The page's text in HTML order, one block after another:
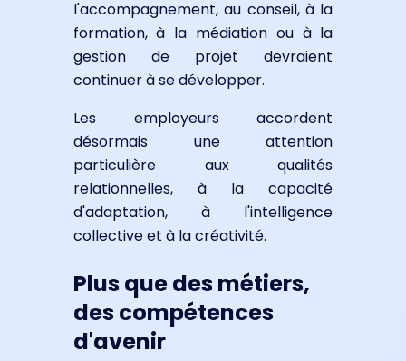
l'accompagnement, au conseil, à la
formation, à la médiation ou à la
gestion de projet devraient
continuer à se développer.
Les employeurs accordent
désormais une attention
particulière aux qualités
relationnelles, à la capacité
d'adaptation, à l'intelligence
collective et à la créativité.
Plus que des métiers,
des compétences
d'avenir